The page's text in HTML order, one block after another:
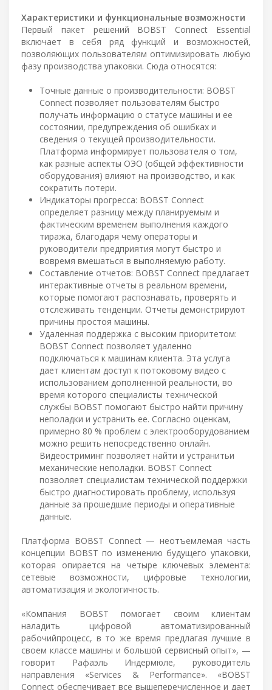
Характеристики и функциональные возможности
Первый пакет решений BOBST Connect Essential
включает в себя ряд функций и возможностей,
позволяющих пользователям оптимизировать любую
фазу производства упаковки. Сюда относятся:
Точные данные о производительности: BOBST
Connect позволяет пользователям быстро
получать информацию о статусе машины и ее
состоянии, предупреждения об ошибках и
сведения о текущей производительности.
Платформа информирует пользователя о том,
как разные аспекты ОЭО (общей эффективности
оборудования) влияют на производство, и как
сократить потери.
Индикаторы прогресса: BOBST Connect
определяет разницу между планируемым и
фактическим временем выполнения каждого
тиража, благодаря чему операторы и
руководители предприятия могут быстро и
вовремя вмешаться в выполняемую работу.
Составление отчетов: BOBST Connect предлагает
интерактивные отчеты в реальном времени,
которые помогают распознавать, проверять и
отслеживать тенденции. Отчеты демонстрируют
причины простоя машины.
Удаленная поддержка с высоким приоритетом:
BOBST Connect позволяет удаленно
подключаться к машинам клиента. Эта услуга
дает клиентам доступ к потоковому видео с
использованием дополненной реальности, во
время которого специалисты технической
службы BOBST помогают быстро найти причину
неполадки и устранить ее. Согласно оценкам,
примерно 80 % проблем с электрооборудованием
можно решить непосредственно онлайн.
Видеостриминг позволяет найти и устранитьи
механические неполадки. BOBST Connect
позволяет специалистам технической поддержки
быстро диагностировать проблему, используя
данные за прошедшие периоды и оперативные
данные.
Платформа BOBST Connect — неотъемлемая часть
концепции BOBST по изменению будущего упаковки,
которая опирается на четыре ключевых элемента:
сетевые возможности, цифровые технологии,
автоматизация и экологичность.
«Компания BOBST помогает своим клиентам
наладить цифровой автоматизированный
рабочийпроцесс, в то же время предлагая лучшие в
своем классе машины и большой сервисный опыт», —
говорит Рафаэль Индермюле, руководитель
направления «Services & Performance». «BOBST
Connect обеспечивает все вышеперечисленное и дает